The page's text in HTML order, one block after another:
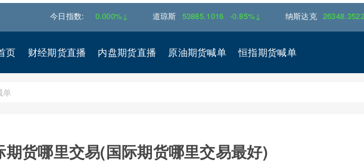
今日指数:
0.000%↓ 道琼斯 53885.1016 -0.85%↓ 纳斯达克 26348.3522 -0.06%↓
页 财经期货直播 内盘期货直播 原油期货喊单 恒指期货喊单
单
期货哪里交易(国际期货哪里交易最好)